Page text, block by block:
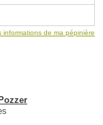
informations de ma pépinière